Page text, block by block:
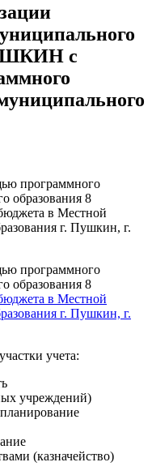
с
программного
образования 8
в Местной
г. Пушкин, г.
программного
образования 8
в Местной
г. Пушкин, г.
учета:
учреждений)
(казначейство)